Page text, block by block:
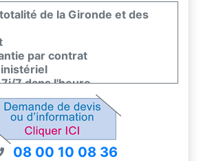
de la Gironde et des
par contrat
7 dans l'heure
08 00 10 08 36